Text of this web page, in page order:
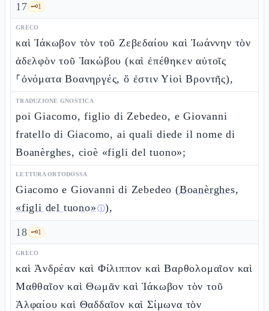
17 🗝️1
GRECO
καὶ Ἰάκωβον τὸν τοῦ Ζεβεδαίου καὶ Ἰωάννην τὸν
ἀδελφὸν τοῦ Ἰακώβου (καὶ ἐπέθηκεν αὐτοῖς
⸀ὀνόματα Βοανηργές, ὅ ἐστιν Υἱοὶ Βροντῆς),
TRADUZIONE GNOSTICA
poi Giacomo, figlio di Zebedeo, e Giovanni
fratello di Giacomo, ai quali diede il nome di
Boanèrghes, cioè «figli del tuono»;
LETTURA ORTODOSSA
Giacomo e Giovanni di Zebedeo (Boanèrghes,
«figli del tuono» ⓘ),
18 🗝️1
GRECO
καὶ Ἀνδρέαν καὶ Φίλιππον καὶ Βαρθολομαῖον καὶ
Μαθθαῖον καὶ Θωμᾶν καὶ Ἰάκωβον τὸν τοῦ
Ἁλφαίου καὶ Θαδδαῖον καὶ Σίμωνα τὸν